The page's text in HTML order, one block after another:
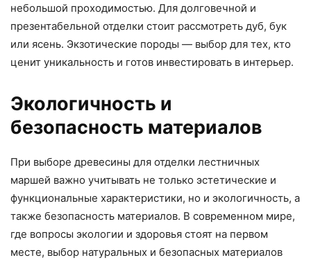
небольшой проходимостью. Для долговечной и
презентабельной отделки стоит рассмотреть дуб, бук
или ясень. Экзотические породы — выбор для тех, кто
ценит уникальность и готов инвестировать в интерьер.
Экологичность и
безопасность материалов
При выборе древесины для отделки лестничных
маршей важно учитывать не только эстетические и
функциональные характеристики, но и экологичность, а
также безопасность материалов. В современном мире,
где вопросы экологии и здоровья стоят на первом
месте, выбор натуральных и безопасных материалов